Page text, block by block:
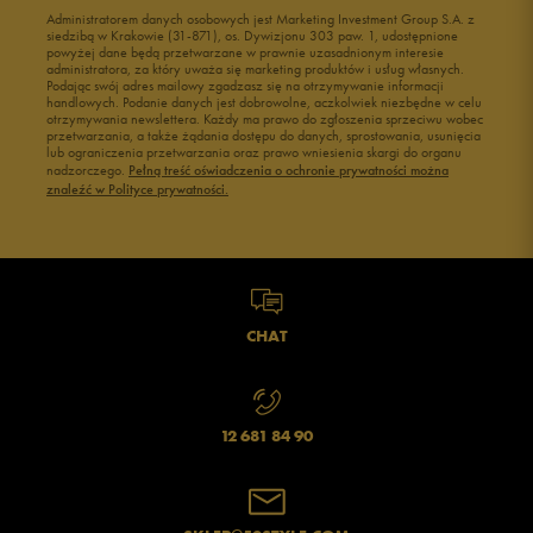
Administratorem danych osobowych jest Marketing Investment Group S.A. z
siedzibą w Krakowie (31-871), os. Dywizjonu 303 paw. 1, udostępnione
powyżej dane będą przetwarzane w prawnie uzasadnionym interesie
administratora, za który uważa się marketing produktów i usług własnych.
Podając swój adres mailowy zgadzasz się na otrzymywanie informacji
handlowych. Podanie danych jest dobrowolne, aczkolwiek niezbędne w celu
otrzymywania newslettera. Każdy ma prawo do zgłoszenia sprzeciwu wobec
przetwarzania, a także żądania dostępu do danych, sprostowania, usunięcia
lub ograniczenia przetwarzania oraz prawo wniesienia skargi do organu
nadzorczego. Pełną treść oświadczenia o ochronie prywatności można
znaleźć w Polityce prywatności.
CHAT
12 681 84 90